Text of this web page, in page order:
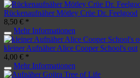
Rückenaufnäher Mötley Crüe Dr. Feelgood
8,50 € *
Mehr Informationen
kleiner Aufnäher Alice Cooper School's out
4,00 € *
Mehr Informationen